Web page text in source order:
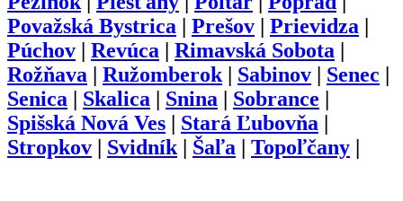
Považská Bystrica | Prešov | Prievidza |
Púchov | Revúca | Rimavská Sobota |
Rožňava | Ružomberok | Sabinov | Senec |
Senica | Skalica | Snina | Sobrance |
Spišská Nová Ves | Stará Ľubovňa |
Stropkov | Svidník | Šaľa | Topoľčany |